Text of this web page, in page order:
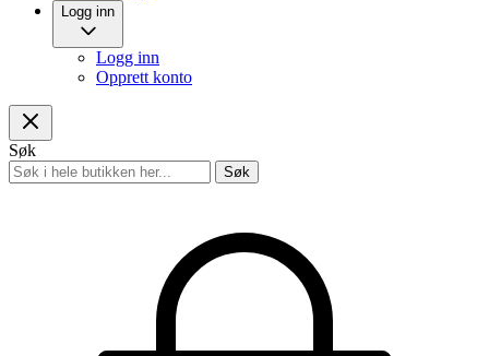
Logg inn
Logg inn
Opprett konto
Søk
Søk